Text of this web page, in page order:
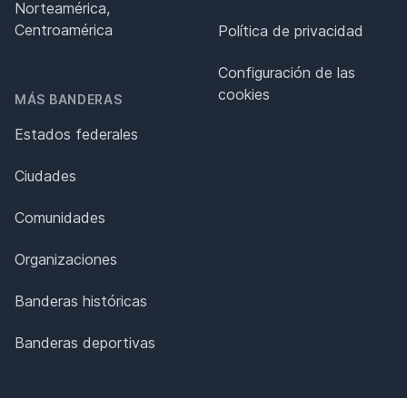
Norteamérica,
Centroamérica
MÁS BANDERAS
Estados federales
Ciudades
Comunidades
Organizaciones
Banderas históricas
Banderas deportivas
Política de privacidad
Configuración de las
cookies